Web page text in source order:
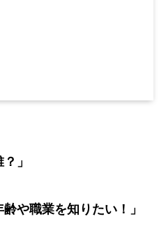
」
や職業を知りたい！」